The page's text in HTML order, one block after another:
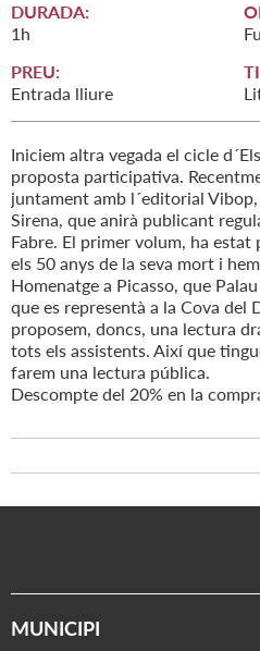
DURADA:
1h
PREU:
Entrada lliure
Iniciem altra vegada el cicle
proposta participativa.
juntament amb l´editorial
Sirena, que anirà publicant
Fabre. El primer volum, ha estat
els 50 anys de la seva mort i
Homenatge a Picasso, que
que es representà a la Cova del
proposem, doncs, una lectura
tots els assistents. Així que
farem una lectura pública.
Descompte del 20% en la
MUNICIPI